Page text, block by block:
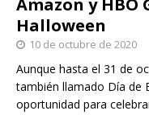
Halloween
10 de octubre de 2020
Aunque hasta el 31 de
también llamado Día de
oportunidad para